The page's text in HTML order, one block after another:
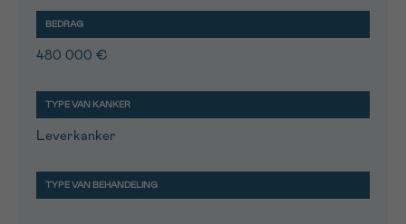
480 000 €
Leverkanker